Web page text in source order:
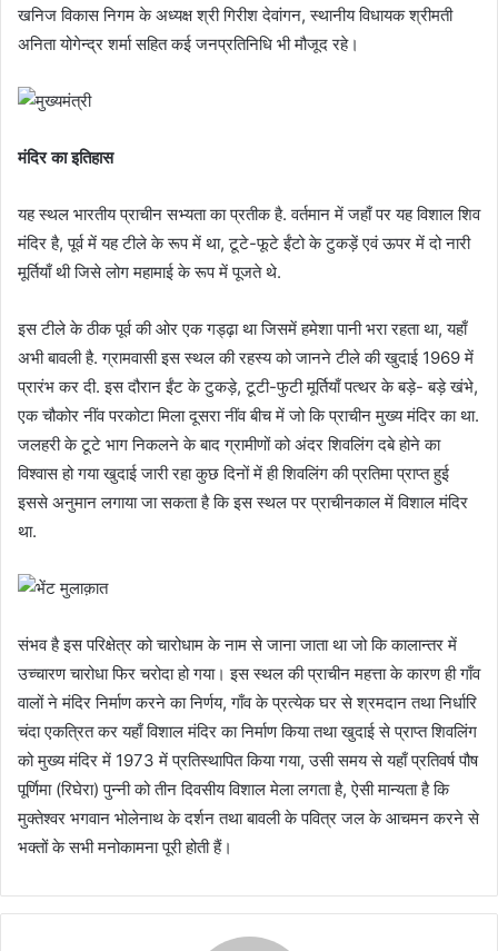
खनिज विकास निगम के अध्यक्ष श्री गिरीश देवांगन, स्थानीय विधायक श्रीमती
अनिता योगेन्द्र शर्मा सहित कई जनप्रतिनिधि भी मौजूद रहे।
मंदिर का इतिहास
यह स्थल भारतीय प्राचीन सभ्यता का प्रतीक है. वर्तमान में जहाँ पर यह विशाल शिव
मंदिर है, पूर्व में यह टीले के रूप में था, टूटे-फूटे ईंटो के टुकड़ें एवं ऊपर में दो नारी
मूर्तियाँ थी जिसे लोग महामाई के रूप में पूजते थे.
इस टीले के ठीक पूर्व की ओर एक गड्ढ़ा था जिसमें हमेशा पानी भरा रहता था, यहाँ
अभी बावली है. ग्रामवासी इस स्थल की रहस्य को जानने टीले की खुदाई 1969 में
प्रारंभ कर दी. इस दौरान ईंट के टुकड़े, टूटी-फुटी मूर्तियाँ पत्थर के बड़े- बड़े खंभे,
एक चौकोर नींव परकोटा मिला दूसरा नींव बीच में जो कि प्राचीन मुख्य मंदिर का था.
जलहरी के टूटे भाग निकलने के बाद ग्रामीणों को अंदर शिवलिंग दबे होने का
विश्वास हो गया खुदाई जारी रहा कुछ दिनों में ही शिवलिंग की प्रतिमा प्राप्त हुई
इससे अनुमान लगाया जा सकता है कि इस स्थल पर प्राचीनकाल में विशाल मंदिर
था.
संभव है इस परिक्षेत्र को चारोधाम के नाम से जाना जाता था जो कि कालान्तर में
उच्चारण चारोधा फिर चरोदा हो गया। इस स्थल की प्राचीन महत्ता के कारण ही गाँव
वालों ने मंदिर निर्माण करने का निर्णय, गाँव के प्रत्येक घर से श्रमदान तथा निर्धारि
चंदा एकत्रित कर यहाँ विशाल मंदिर का निर्माण किया तथा खुदाई से प्राप्त शिवलिंग
को मुख्य मंदिर में 1973 में प्रतिस्थापित किया गया, उसी समय से यहाँ प्रतिवर्ष पौष
पूर्णिमा (रिघेरा) पुन्नी को तीन दिवसीय विशाल मेला लगता है, ऐसी मान्यता है कि
मुक्तेश्वर भगवान भोलेनाथ के दर्शन तथा बावली के पवित्र जल के आचमन करने से
भक्तों के सभी मनोकामना पूरी होती हैं।